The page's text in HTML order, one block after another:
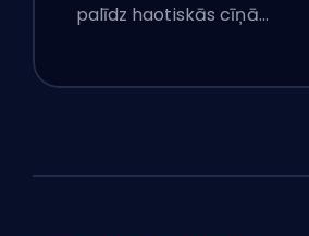
palīdz haotiskās cīņā…